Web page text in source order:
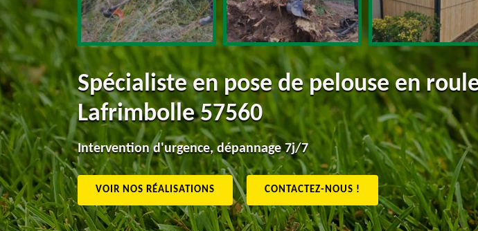
Spécialiste en pose de pelouse en
Lafrimbolle 57560
Intervention d'urgence, dépannage 7j/7
VOIR NOS RÉALISATIONS CONTACTEZ-NOUS !